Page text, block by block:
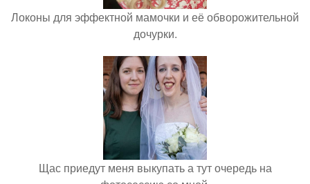
Локоны для эффектной мамочки и её обворожительной
дочурки.
Щас приедут меня выкупать а тут очередь на